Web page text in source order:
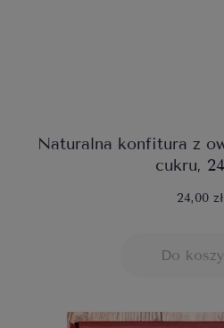
Naturalna konfitura z
cukru,
24,00 zł
Do